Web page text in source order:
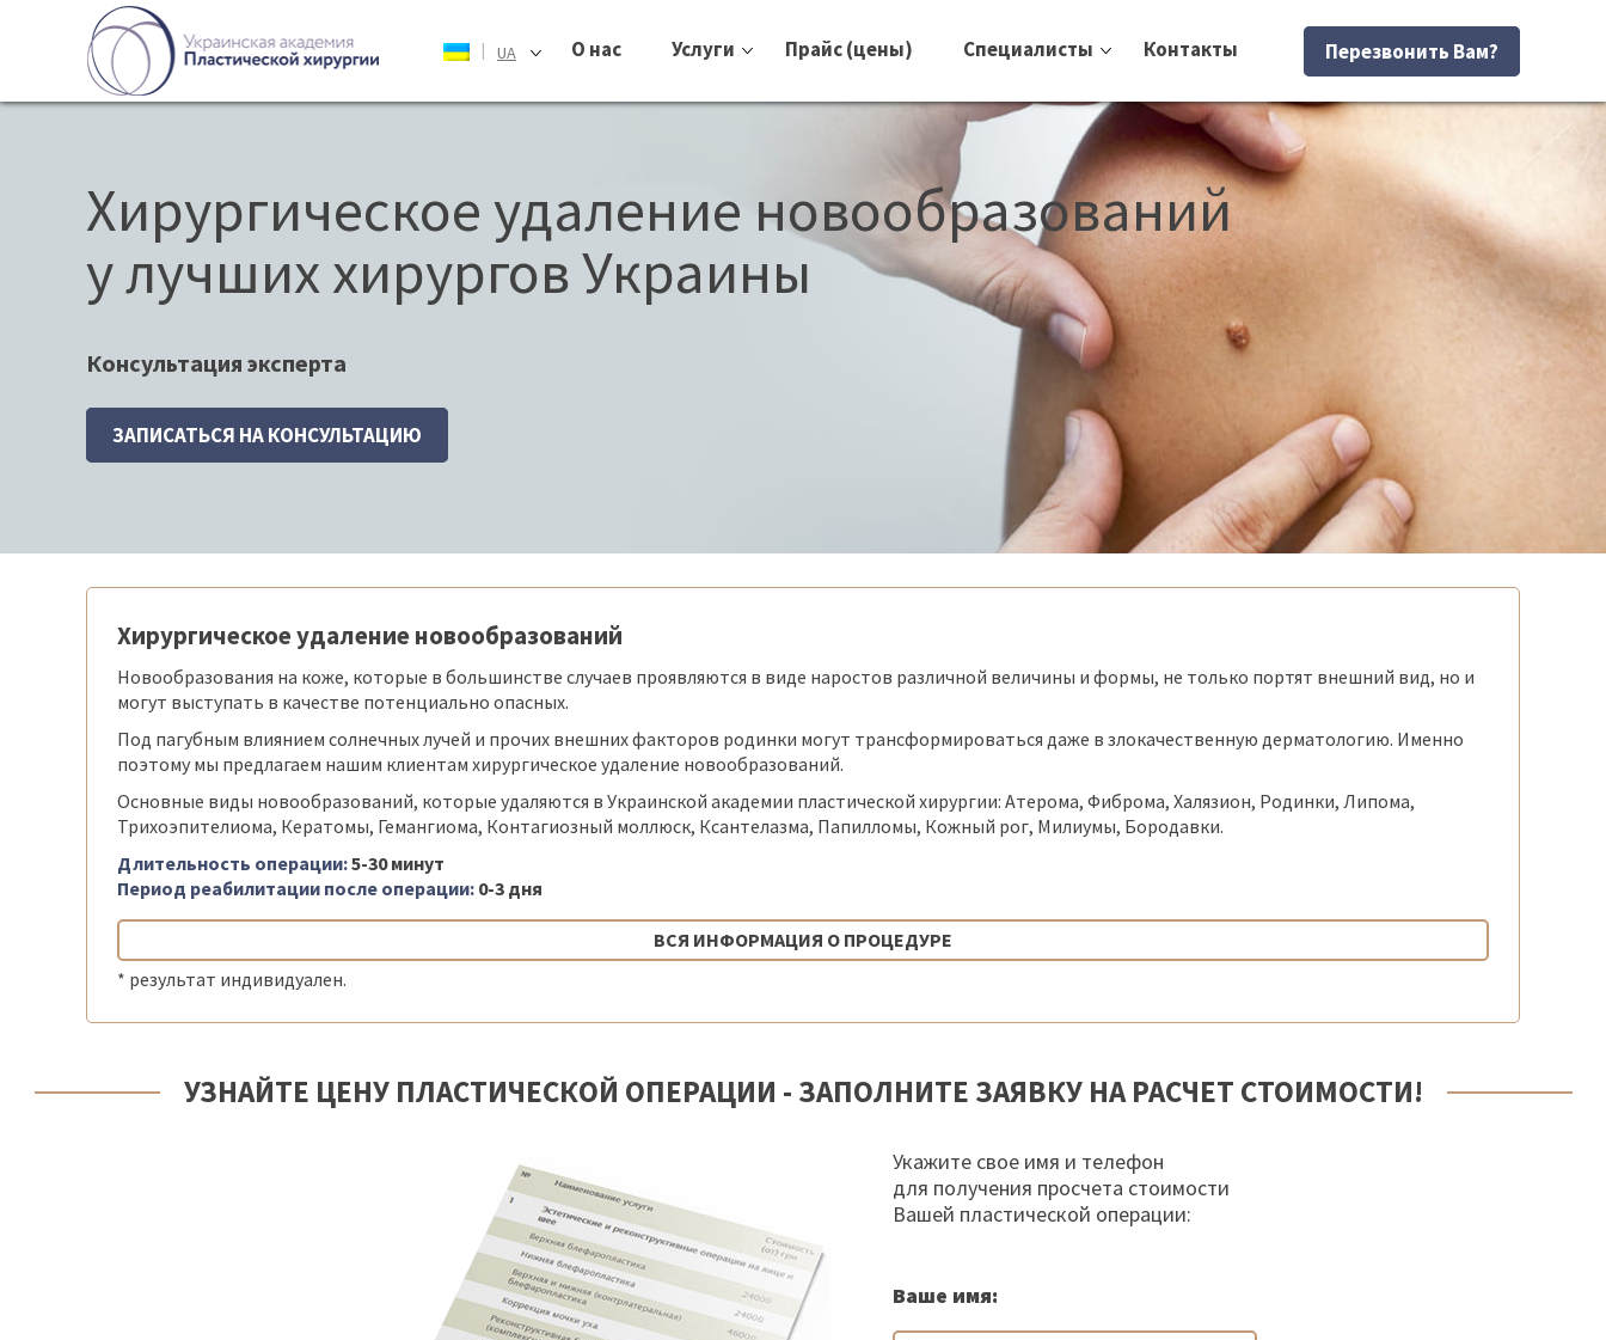
Перезвонить Вам?
| UA О нас Услуги Прайс (цены) Специалисты Контакты
Хирургическое удаление новообразований
у лучших хирургов Украины
Консультация эксперта
ЗАПИСАТЬСЯ НА КОНСУЛЬТАЦИЮ
Хирургическое удаление новообразований
Новообразования на коже, которые в большинстве случаев проявляются в виде наростов различной величины и формы, не только портят внешний вид, но и
могут выступать в качестве потенциально опасных.
Под пагубным влиянием солнечных лучей и прочих внешних факторов родинки могут трансформироваться даже в злокачественную дерматологию. Именно
поэтому мы предлагаем нашим клиентам хирургическое удаление новообразований.
Основные виды новообразований, которые удаляются в Украинской академии пластической хирургии: Атерома, Фиброма, Халязион, Родинки, Липома,
Трихоэпителиома, Кератомы, Гемангиома, Контагиозный моллюск, Ксантелазма, Папилломы, Кожный рог, Милиумы, Бородавки.
Длительность операции:5-30 минут
Период реабилитации после операции: 0-3 дня
ВСЯ ИНФОРМАЦИЯ О ПРОЦЕДУРЕ
* результат индивидуален.
УЗНАЙТЕ ЦЕНУ ПЛАСТИЧЕСКОЙ ОПЕРАЦИИ - ЗАПОЛНИТЕ ЗАЯВКУ НА РАСЧЕТ СТОИМОСТИ!
Укажите свое имя и телефон
для получения просчета стоимости
Вашей пластической операции:
Ваше имя: